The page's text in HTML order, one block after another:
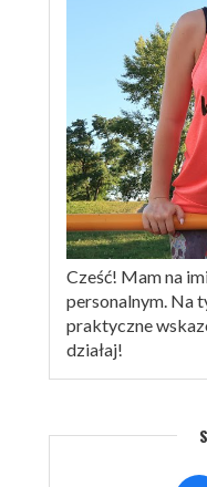
Cześć! Mam na
personalnym. Na
praktyczne
działaj!